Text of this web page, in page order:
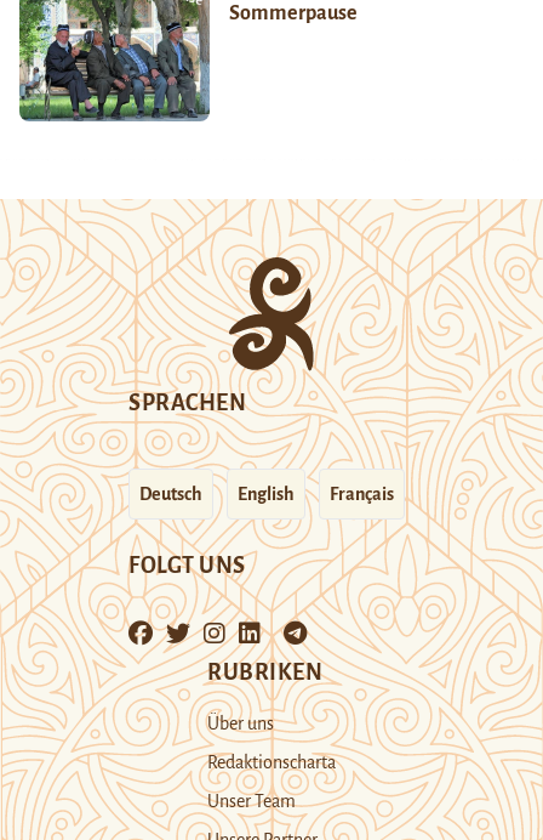
Sommerpause
SPRACHEN
Deutsch English Français
FOLGT UNS
RUBRIKEN
Über uns
Redaktionscharta
Unser Team